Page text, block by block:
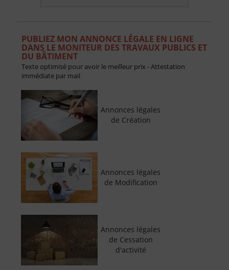
PUBLIEZ MON ANNONCE LÉGALE EN LIGNE
DANS LE MONITEUR DES TRAVAUX PUBLICS ET
DU BÂTIMENT
Texte optimisé pour avoir le meilleur prix - Attestation
immédiate par mail
Annonces légales
de Création
Annonces légales
de Modification
Annonces légales
de Cessation
d'activité